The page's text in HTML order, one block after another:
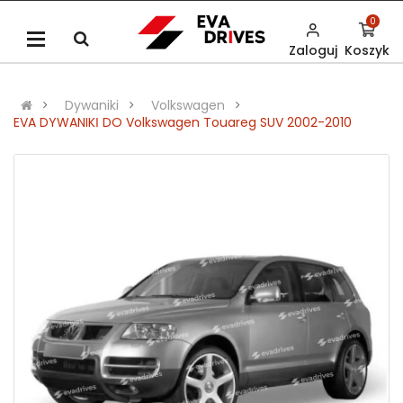
Zaloguj Koszyk
0
Dywaniki
Volkswagen
EVA DYWANIKІ DO Volkswagen Touareg SUV 2002-2010